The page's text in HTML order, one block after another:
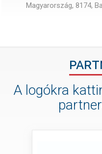
Magyarország, 8174,
A logókra